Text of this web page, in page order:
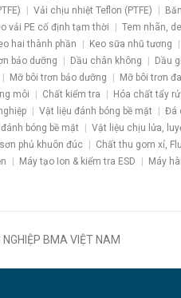
Vải chịu nhiệt Teflon (PTFE)
vải PE cố định tạm thời Tem nhãn,
hai thành phần Keo sữa nhũ tương
bảo dưỡng Dầu chân không Dầu
Mỡ bôi trơn bảo dưỡng Mỡ bôi trơn
môi Chất kiểm tra Hóa chất tẩy
Vật liệu đánh bóng bề mặt Đá
bóng bề mặt Vật liệu chịu lửa,
phủ khuôn đúc Chất thu gom xỉ,
Máy tạo Ion & kiểm tra ESD Máy
BMA VIỆT NAM